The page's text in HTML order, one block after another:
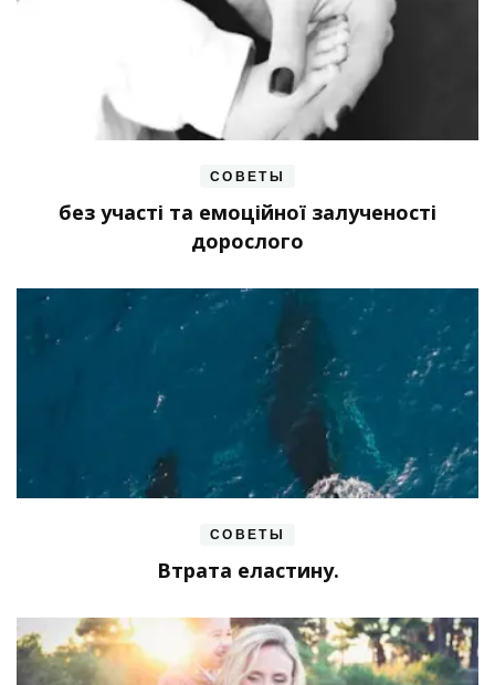
СОВЕТЫ
без участі та емоційної залученості
дорослого
СОВЕТЫ
Втрата еластину.